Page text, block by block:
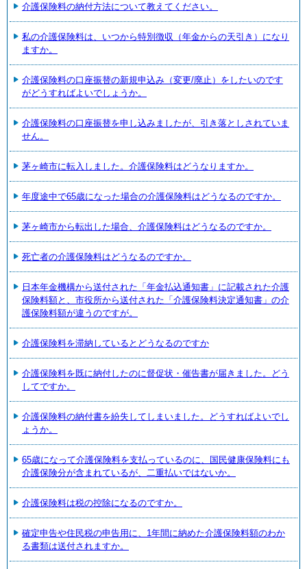
介護保険料の納付方法について教えてください。
私の介護保険料は、いつから特別徴収（年金からの天引き）になり
ますか。
介護保険料の口座振替の新規申込み（変更/廃止）をしたいのです
がどうすればよいでしょうか。
介護保険料の口座振替を申し込みましたが、引き落としされていま
せん。
茅ヶ崎市に転入しました。介護保険料はどうなりますか。
年度途中で65歳になった場合の介護保険料はどうなるのですか。
茅ヶ崎市から転出した場合、介護保険料はどうなるのですか。
死亡者の介護保険料はどうなるのですか。
日本年金機構から送付された「年金払込通知書」に記載された介護
保険料額と、市役所から送付された「介護保険料決定通知書」の介
護保険料額が違うのですが。
介護保険料を滞納しているとどうなるのですか
介護保険料を既に納付したのに督促状・催告書が届きました。どう
してですか。
介護保険料の納付書を紛失してしまいました。どうすればよいでし
ょうか。
65歳になって介護保険料を支払っているのに、国民健康保険料にも
介護保険分が含まれているが、二重払いではないか。
介護保険料は税の控除になるのですか。
確定申告や住民税の申告用に、1年間に納めた介護保険料額のわか
る書類は送付されますか。